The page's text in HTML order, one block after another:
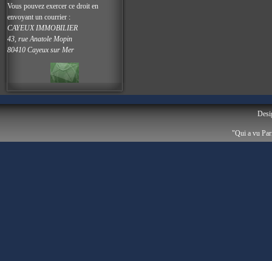
Vous pouvez exercer ce droit en
envoyant un courrier :
CAYEUX IMMOBILIER
43, rue Anatole Mopin
80410 Cayeux sur Mer
"Qui a vu